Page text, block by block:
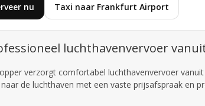
nu Taxi naar Frankfurt Airport
luchthavenvervoer
verzorgt comfortabel luchthavenvervoer
de luchthaven met een vaste prijsafspraak en